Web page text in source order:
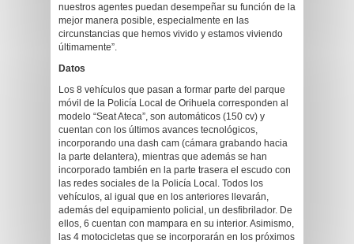
nuestros agentes puedan desempeñar su función de la
mejor manera posible, especialmente en las
circunstancias que hemos vivido y estamos viviendo
últimamente”.
Datos
Los 8 vehículos que pasan a formar parte del parque
móvil de la Policía Local de Orihuela corresponden al
modelo “Seat Ateca”, son automáticos (150 cv) y
cuentan con los últimos avances tecnológicos,
incorporando una dash cam (cámara grabando hacia
la parte delantera), mientras que además se han
incorporado también en la parte trasera el escudo con
las redes sociales de la Policía Local. Todos los
vehículos, al igual que en los anteriores llevarán,
además del equipamiento policial, un desfibrilador. De
ellos, 6 cuentan con mampara en su interior. Asimismo,
las 4 motocicletas que se incorporarán en los próximos